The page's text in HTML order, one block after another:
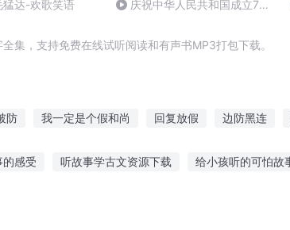
猛达-欢歌笑语
庆祝中华人民共和国成立73
集，支持免费在线试听阅读和有声书MP3打包下载。
防 我一定是个假和尚 回复放假 边防黑连
感受 听故事学古文资源下载 给小孩听的可怕故